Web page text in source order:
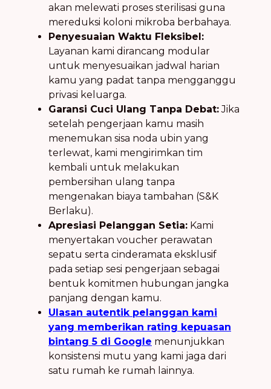
akan melewati proses sterilisasi guna
mereduksi koloni mikroba berbahaya.
Penyesuaian Waktu Fleksibel:
Layanan kami dirancang modular
untuk menyesuaikan jadwal harian
kamu yang padat tanpa mengganggu
privasi keluarga.
Garansi Cuci Ulang Tanpa Debat:Jika
setelah pengerjaan kamu masih
menemukan sisa noda ubin yang
terlewat, kami mengirimkan tim
kembali untuk melakukan
pembersihan ulang tanpa
mengenakan biaya tambahan (S&K
Berlaku).
Apresiasi Pelanggan Setia: Kami
menyertakan voucher perawatan
sepatu serta cinderamata eksklusif
pada setiap sesi pengerjaan sebagai
bentuk komitmen hubungan jangka
panjang dengan kamu.
Ulasan autentik pelanggan kami
yang memberikan rating kepuasan
bintang 5 di Google menunjukkan
konsistensi mutu yang kami jaga dari
satu rumah ke rumah lainnya.